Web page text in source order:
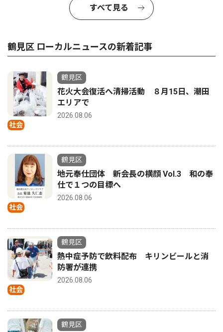
すべて見る
鶴見区 ローカルニュースの新着記事
社会
鶴見区
花火大会復活へ清掃活動 ８月15日、潮田
エリアで
2026.08.06
社会
鶴見区
地元奉仕団体 新会長の横顔 Vol.3 和の奉
仕で１つの目標へ
2026.08.06
社会
鶴見区
熱中症予防で飲料配布 キリンビールと消
防署が連携
2026.08.06
鶴見区